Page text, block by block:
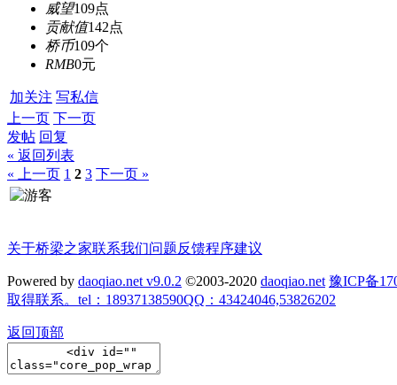
威望109点
贡献值142点
桥币109个
RMB0元
加关注 写私信
上一页 下一页
发帖 回复
« 返回列表
« 上一页 1 2 3 下一页 »
关于桥梁之家联系我们问题反馈程序建议
Powered by daoqiao.net v9.0.2 ©2003-2020 daoqiao.net 豫ICP备
取得联系。tel：18937138590QQ：43424046,53826202
返回顶部